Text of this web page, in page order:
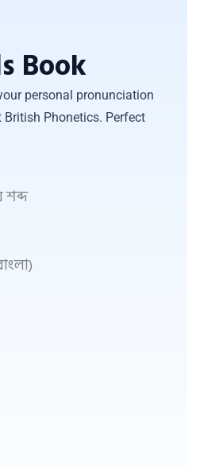
Book
personal pronunciation
Phonetics. Perfect
শব্দ